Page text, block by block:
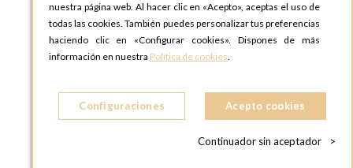
OPTIONS MADRID
C. Lucio Emilio Cándido, 6,
28803 Alcalá de Henares, Madrid
ESPAñA
OPTIONS MADRID SHOWROOM
28004 MADRID
nuestra página web. Al hacer clic en «Acepto», aceptas el uso de
todas las cookies. También puedes personalizar tus preferencias
haciendo clic en «Configurar cookies». Dispones de más
información en nuestra Política de cookies.
Configuraciones Acepto cookies
Continuador sin aceptador >